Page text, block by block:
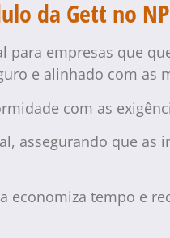
da Gett no
para empresas que
e alinhado com
com as
assegurando que
tempo e